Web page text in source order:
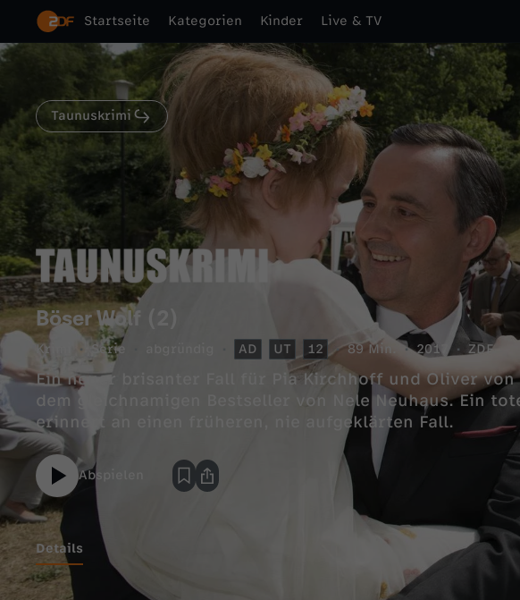
Startseite Kategorien Kinder Live & TV
Taunuskrimi
Böser Wolf (2)
Krimi Serie AD UT 12 89 Min. 2017 ZDF
Ein neuer brisanter Fall für Pia Kirchhoff und Oliver von
dem gleichnamigen Bestseller von Nele Neuhaus. Ein
erinnert an einen früheren, nie aufgeklärten Fall.
Abspielen
Details